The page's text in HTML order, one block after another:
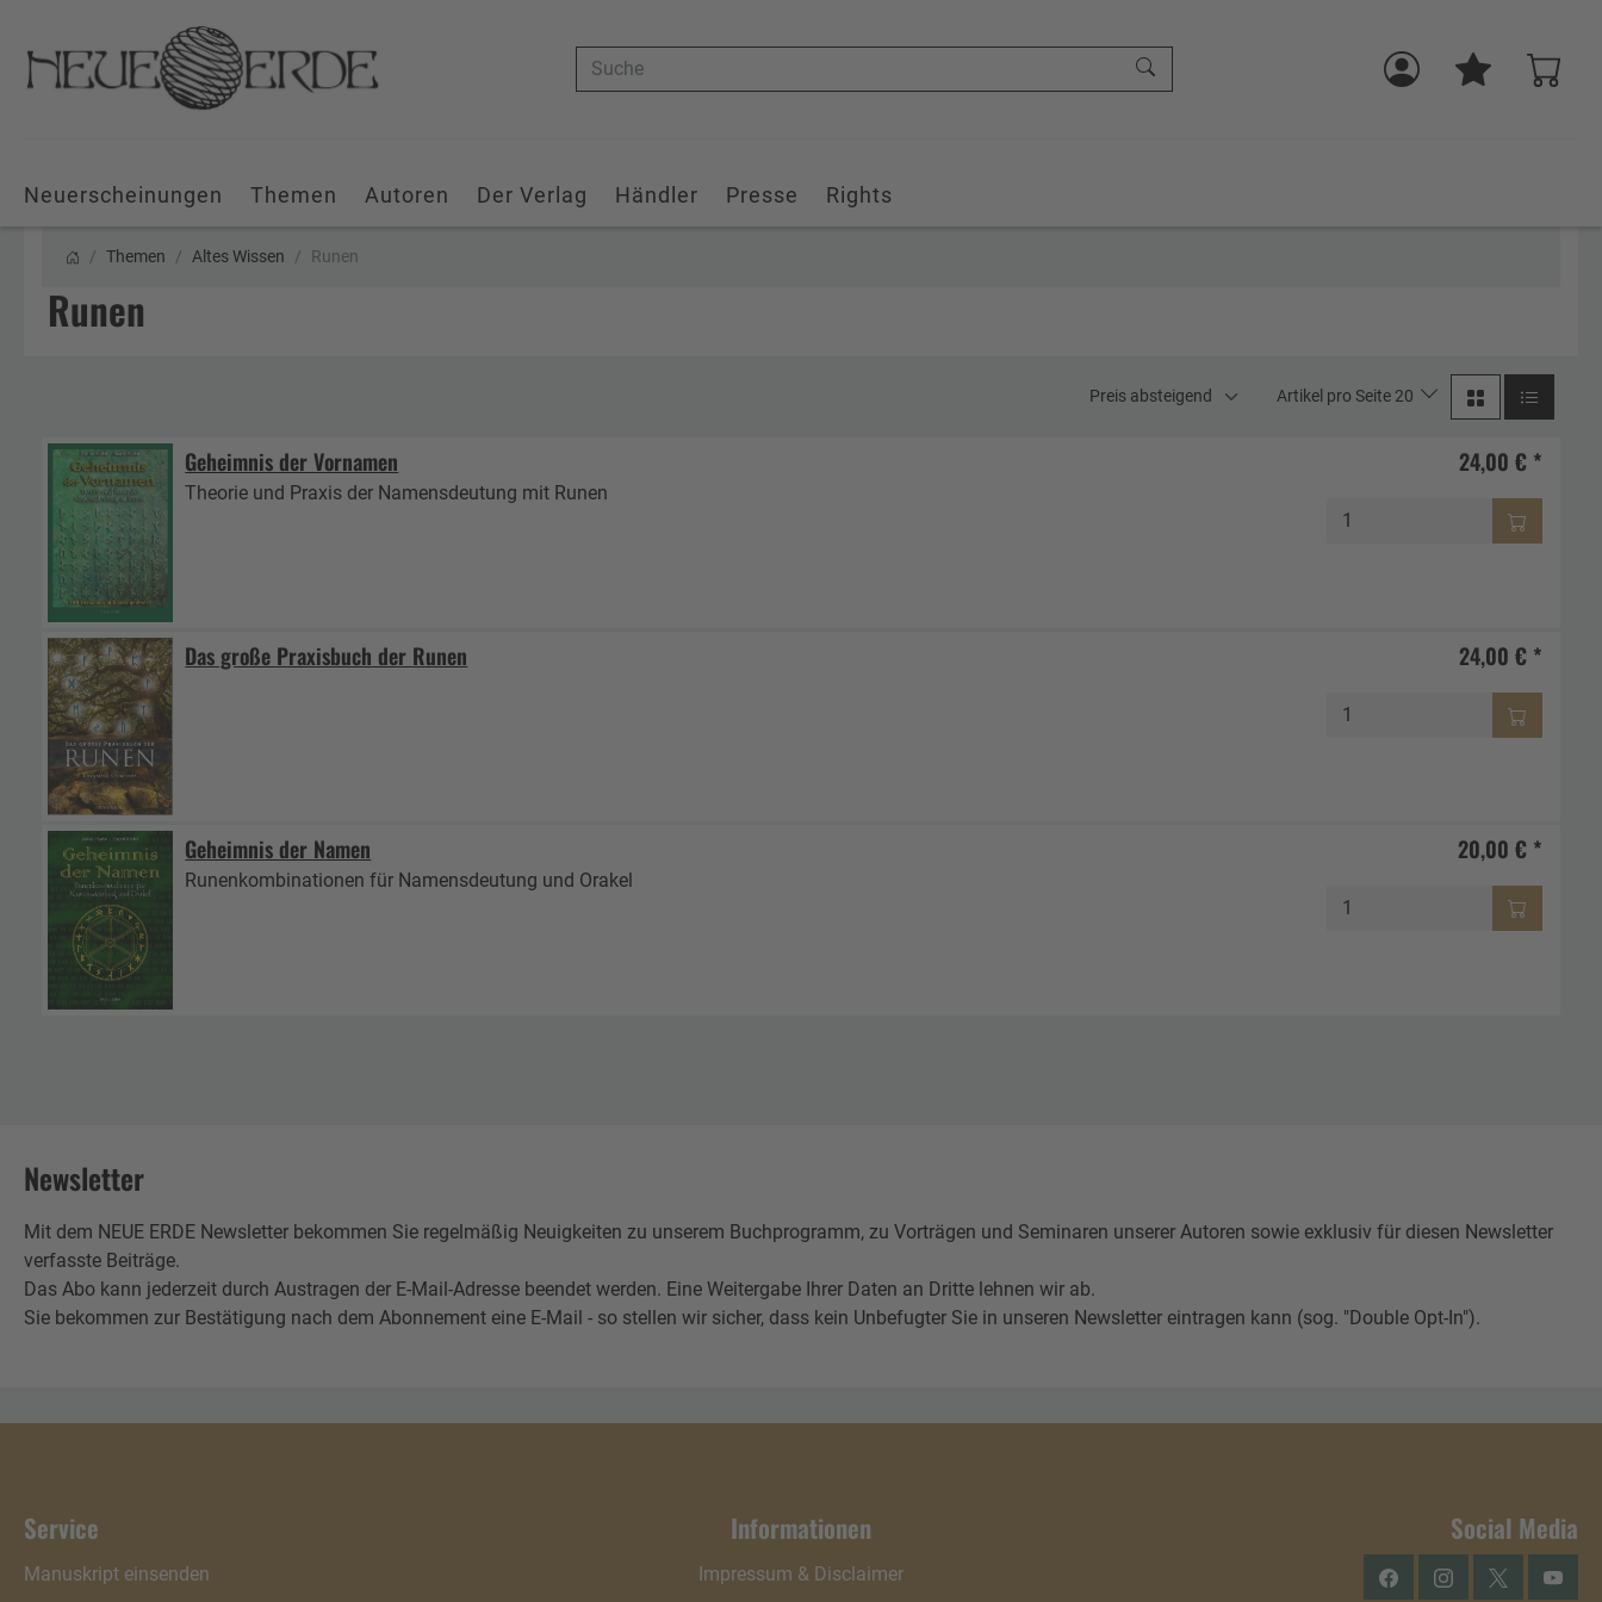
Suche
Neuerscheinungen Themen Autoren Der Verlag Händler Presse Rights
Themen Altes Wissen Runen
Runen
Preis absteigend Artikel pro Seite 20
Geheimnis der Vornamen
Theorie und Praxis der Namensdeutung mit Runen
24,00 € *
Das große Praxisbuch der Runen 24,00 € *
Geheimnis der Namen
Runenkombinationen für Namensdeutung und Orakel
20,00 € *
Newsletter
Mit dem NEUE ERDE Newsletter bekommen Sie regelmäßig Neuigkeiten zu unserem Buchprogramm, zu Vorträgen und Seminaren unserer Autoren sowie exklusiv für diesen Newsletter
verfasste Beiträge.
Das Abo kann jederzeit durch Austragen der E-Mail-Adresse beendet werden. Eine Weitergabe Ihrer Daten an Dritte lehnen wir ab.
Sie bekommen zur Bestätigung nach dem Abonnement eine E-Mail - so stellen wir sicher, dass kein Unbefugter Sie in unseren Newsletter eintragen kann (sog. "Double Opt-In").
Service
Manuskript einsenden
Informationen
Impressum & Disclaimer
Social Media
FacebookInstagramTwitter